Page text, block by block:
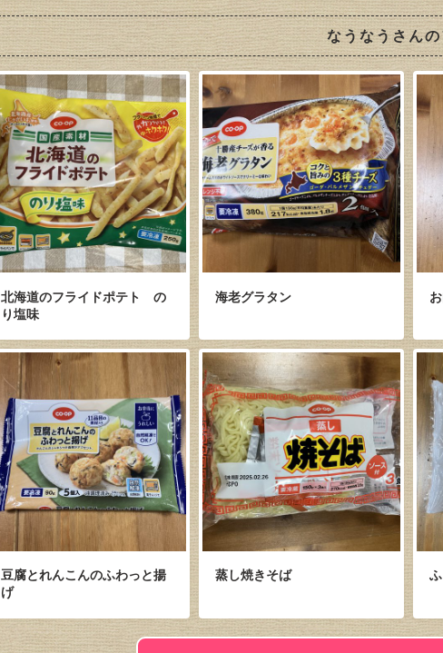
なうなうさん
北海道のフライドポテト の
り塩味
海老グラタン
豆腐とれんこんのふわっと揚
げ
蒸し焼きそば